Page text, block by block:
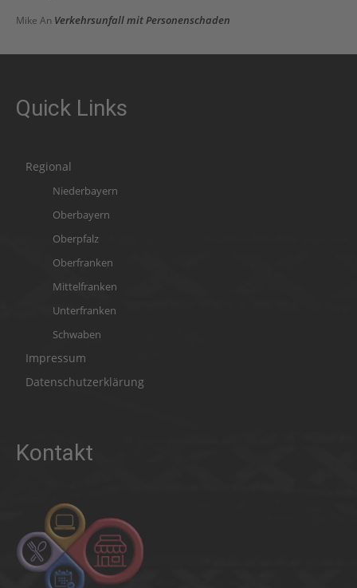
Mike An Verkehrsunfall mit Personenschaden
Quick Links
Regional
Niederbayern
Oberbayern
Oberpfalz
Oberfranken
Mittelfranken
Unterfranken
Schwaben
Impressum
Datenschutzerklärung
Kontakt